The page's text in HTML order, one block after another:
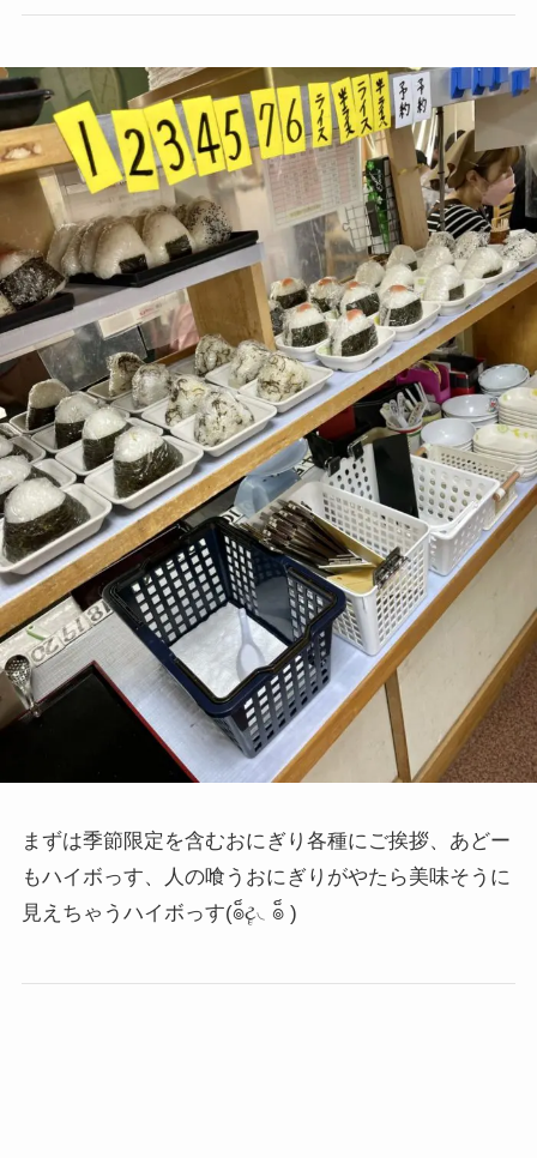
まずは季節限定を含むおにぎり各種にご挨拶、あどー
もハイボっす、人の喰うおにぎりがやたら美味そうに
見えちゃうハイボっす(๏็ટૄ◟๏็ )